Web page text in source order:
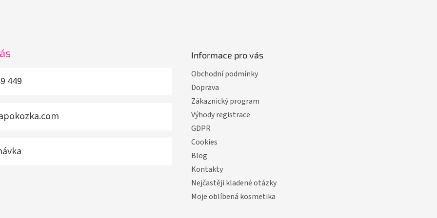
449
Informace pro vás
Obchodní podmínky
Doprava
Zákaznický program
Výhody registrace
GDPR
Cookies
Blog
Kontakty
Nejčastěji kladené otázky
Moje oblíbená kosmetika